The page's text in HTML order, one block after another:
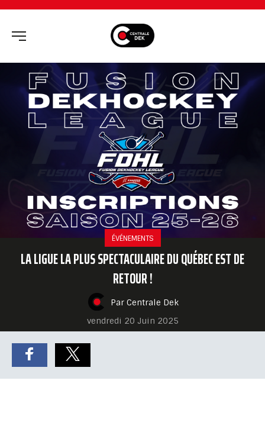
ÉVÉNEMENTS
LA LIGUE LA PLUS SPECTACULAIRE DU QUÉBEC EST DE
RETOUR !
Par Centrale Dek
vendredi 20 Juin 2025